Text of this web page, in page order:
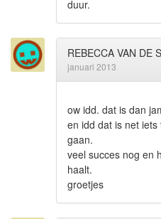
duur.
REBECCA VAN DE
januari 2013
ow idd. dat is dan
en idd dat is net
gaan.
veel succes nog en
haalt.
groetjes